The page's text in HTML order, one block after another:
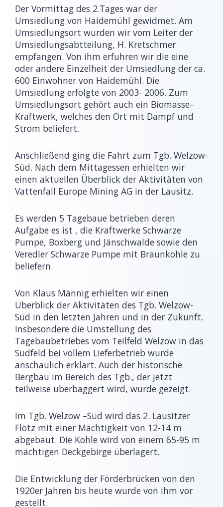
Der Vormittag des 2.Tages war der
Umsiedlung von Haidemühl gewidmet. Am
Umsiedlungsort wurden wir vom Leiter der
Umsiedlungsabtteilung, H. Kretschmer
empfangen. Von ihm erfuhren wir die eine
oder andere Einzelheit der Umsiedlung der ca.
600 Einwohner von Haidemühl. Die
Umsiedlung erfolgte von 2003- 2006. Zum
Umsiedlungsort gehört auch ein Biomasse–
Kraftwerk, welches den Ort mit Dampf und
Strom beliefert.
Anschließend ging die Fahrt zum Tgb. Welzow-
Süd. Nach dem Mittagessen erhielten wir
einen aktuellen Überblick der Aktivitäten von
Vattenfall Europe Mining AG in der Lausitz.
Es werden 5 Tagebaue betrieben deren
Aufgabe es ist , die Kraftwerke Schwarze
Pumpe, Boxberg und Jänschwalde sowie den
Veredler Schwarze Pumpe mit Braunkohle zu
beliefern.
Von Klaus Männig erhielten wir einen
Überblick der Aktivitäten des Tgb. Welzow-
Süd in den letzten Jahren und in der Zukunft.
Insbesondere die Umstellung des
Tagebaubetriebes vom Teilfeld Welzow in das
Südfeld bei vollem Lieferbetrieb wurde
anschaulich erklärt. Auch der historische
Bergbau im Bereich des Tgb., der jetzt
teilweise überbaggert wird, wurde gezeigt.
Im Tgb. Welzow –Süd wird das 2. Lausitzer
Flötz mit einer Mächtigkeit von 12-14 m
abgebaut. Die Kohle wird von einem 65-95 m
mächtigen Deckgebirge überlagert.
Die Entwicklung der Förderbrücken von den
1920er Jahren bis heute wurde von ihm vor
gestellt.